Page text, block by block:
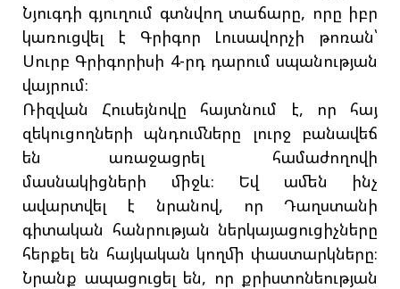
Նյուգդի գյուղում գտնվող տաճարը, որը իբր
կառուցվել է Գրիգոր Լուսավորչի թոռան՝
Սուրբ Գրիգորիսի 4-րդ դարում սպանության
վայրում։
Ռիզվան Հուսեյնովը հայտնում է, որ հայ
զեկուցողների պնդումները լուրջ բանավեճ
են առաջացրել համաժողովի
մասնակիցների միջև։ Եվ ամեն ինչ
ավարտվել է նրանով, որ Դաղստանի
գիտական հանրության ներկայացուցիչները
հերքել են հայկական կողմի փաստարկները։
Նրանք ապացուցել են, որ քրիստոնեության